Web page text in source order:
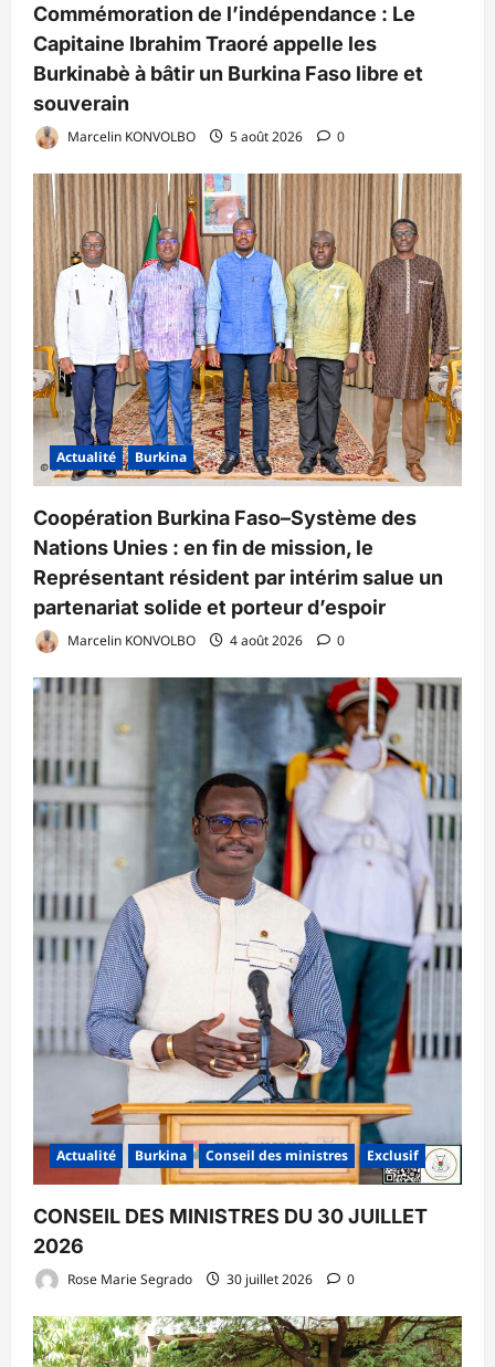
Commémoration de l’indépendance : Le
Capitaine Ibrahim Traoré appelle les
Burkinabè à bâtir un Burkina Faso libre et
souverain
Marcelin KONVOLBO 5 août 2026 0
Actualité Burkina
Coopération Burkina Faso–Système des
Nations Unies : en fin de mission, le
Représentant résident par intérim salue un
partenariat solide et porteur d’espoir
Marcelin KONVOLBO 4 août 2026 0
Actualité Burkina Conseil des ministres Exclusif
CONSEIL DES MINISTRES DU 30 JUILLET
2026
Rose Marie Segrado 30 juillet 2026 0